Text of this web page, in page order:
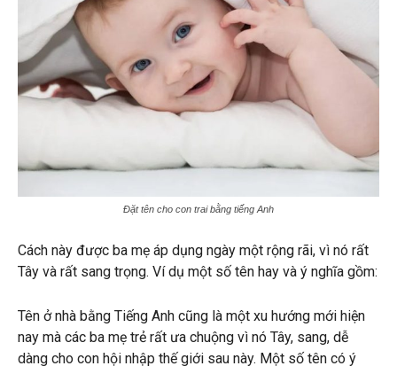
Đặt tên cho con trai bằng tiếng Anh
Cách này được ba mẹ áp dụng ngày một rộng rãi, vì nó rất
Tây và rất sang trọng. Ví dụ một số tên hay và ý nghĩa gồm:
Tên ở nhà bằng Tiếng Anh cũng là một xu hướng mới hiện
nay mà các ba mẹ trẻ rất ưa chuộng vì nó Tây, sang, dễ
dàng cho con hội nhập thế giới sau này. Một số tên có ý